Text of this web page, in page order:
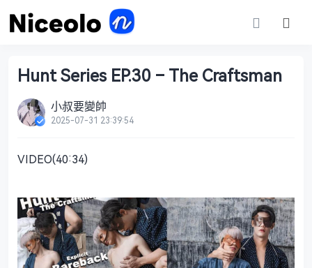
Hunt Series EP.30 – The Craftsman
小叔要變帥
2025-07-31 23:39:54
VIDEO(40:34)